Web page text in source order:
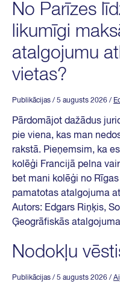
No Parīzes
likumīgi
atalgojumu
vietas?
Publikācijas / 5 augusts 2026 /
Pārdomājot dažādus
pie viena, kas man
rakstā. Pieņemsim, ka
kolēģi Francijā pelna
bet mani kolēģi no
pamatotas atalgojuma
Autors: Edgars Riņķis,
Ģeogrāfiskās
Nodokļu
Publikācijas / 5 augusts 2026 /